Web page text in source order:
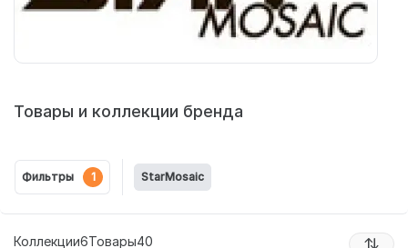
Товары и коллекции бренда
Фильтры 1 StarMosaic
Коллекции6Товары40